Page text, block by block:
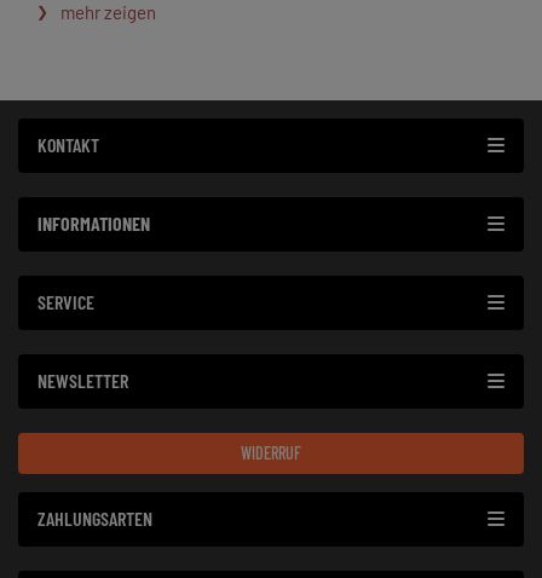
mehr zeigen
KONTAKT
INFORMATIONEN
SERVICE
NEWSLETTER
WIDERRUF
ZAHLUNGSARTEN